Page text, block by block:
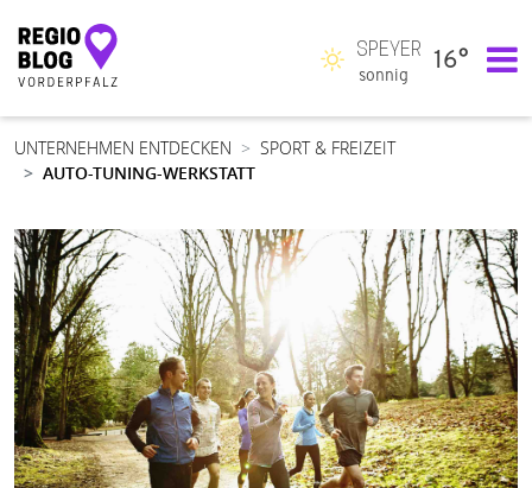
Hauptnavigation
SPEYER
sonnig
16°
UNTERNEHMEN ENTDECKEN
SPORT & FREIZEIT
AUTO-TUNING-WERKSTATT